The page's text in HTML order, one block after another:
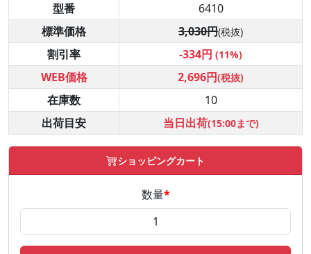
型番
6410
標準価格
3,030円(税抜)
割引率 -334円 (11%)
WEB価格 2,696円(税抜)
在庫数
10
出荷目安
当日出荷(15:00まで)
ショッピングカート
数量*